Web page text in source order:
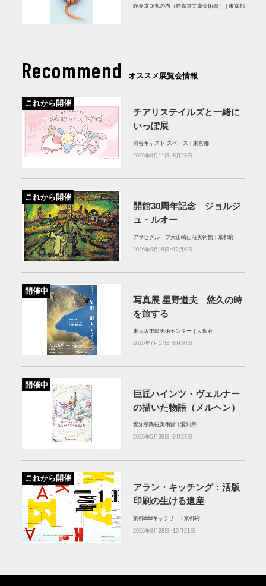
静嘉堂＠丸の内（静嘉堂文庫美術館） | 東京都
Recommend オススメ展覧会情報
これから開催
チアリステイルズと一緒に
いっぽ展
渋谷キャスト スペース | 東京都
2026年8月11日~8月23日
これから開催
開館30周年記念 ジョルジ
ュ・ルオー
アサヒグループ大山崎山荘美術館 | 京都府
2026年9月19日~12月6日
開催中
写真展 星野道夫 悠久の時
を旅する
東大阪市民美術センター | 大阪府
2026年7月17日~8月30日
開催中
巨匠ハインツ・ヴェルナー
の描いた物語（メルヘン）
愛知県陶磁美術館 | 愛知県
2026年5月30日~9月27日
これから開催
アラン・キッチング：活版
印刷の生ける遺産
京都dddギャラリー | 京都府
2026年8月28日~10月21日